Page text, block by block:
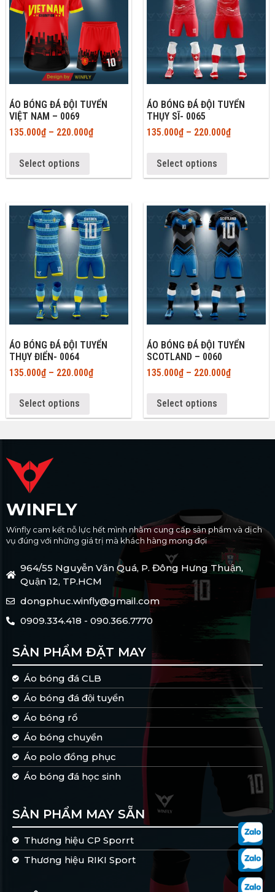
ÁO BÓNG ĐÁ ĐỘI TUYỂN
VIỆT NAM – 0069
135.000₫– 220.000₫
Select options
ÁO BÓNG ĐÁ ĐỘI TUYỂN
THỤY SĨ- 0065
135.000₫– 220.000₫
Select options
ÁO BÓNG ĐÁ ĐỘI TUYỂN
THỤY ĐIỂN- 0064
135.000₫– 220.000₫
Select options
ÁO BÓNG ĐÁ ĐỘI TUYỂN
SCOTLAND – 0060
135.000₫– 220.000₫
Select options
WINFLY
Winfly cam kết nỗ lực hết mình nhằm cung cấp sản phẩm và dịch
vụ đúng với những giá trị mà khách hàng mong đợi
964/55 Nguyễn Văn Quá, P. Đông Hưng Thuận,
Quận 12, TP.HCM
dongphuc.winfly@gmail.com
0909.334.418 - 090.366.7770
SẢN PHẨM ĐẶT MAY
Áo bóng đá CLB
Áo bóng đá đội tuyển
Áo bóng rổ
Áo bóng chuyền
Áo polo đồng phục
Áo bóng đá học sinh
SẢN PHẨM MAY SẴN
Thương hiệu CP Sporrt
Thương hiệu RIKI Sport